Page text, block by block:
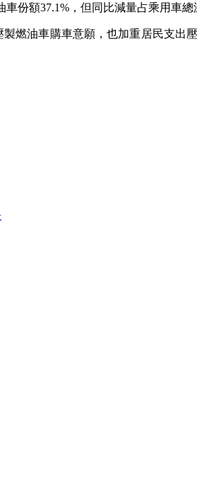
份額37.1%，但同比減量占乘用車總
燃油車購車意願，也加重居民支出